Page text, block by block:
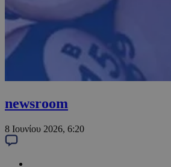
newsroom
8 Ιουνίου 2026, 6:20